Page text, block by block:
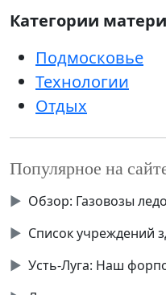
Категории
Подмосковье
Технологии
Отдых
Популярное на
▶ Обзор: Газовозы
▶
▶ Усть-Луга: Наш